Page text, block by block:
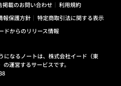
掲載のお問い合わせ
利用規約
報保護方針
特定商取引法に関する表示
ドからのリリース情報
になるノートは、株式会社イード（東
の運営するサービスです。